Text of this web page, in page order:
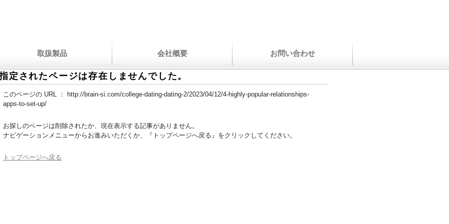
取扱製品 会社概要 お問い合わせ
定されたページは存在しませんでした。
このページの URL ：
http://brain-si.com/college-dating-dating-2/2023/04/12/4-highly-popular-relationships-
apps-to-set-up/
お探しのページは削除されたか、現在表示する記事がありません。
ナビゲーションメニューからお進みいただくか、『トップページへ戻る』をクリックしてください。
トップページへ戻る